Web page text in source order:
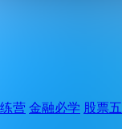
营 金融必学 股票